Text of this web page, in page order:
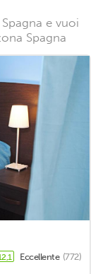
e vuoi
Spagna
Eccellente (772)